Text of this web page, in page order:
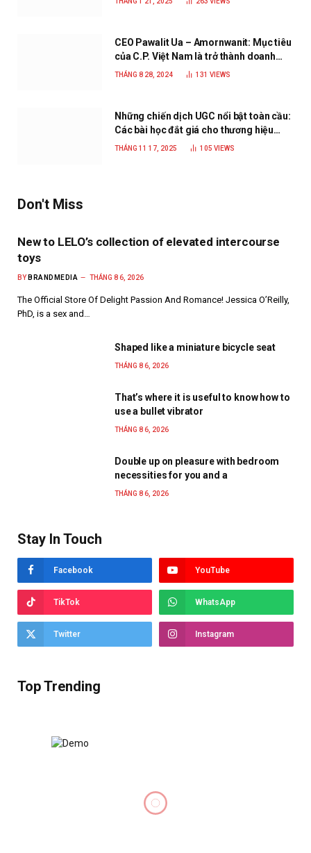
CEO Pawalit Ua – Amornwanit: Mục tiêu
của C.P. Việt Nam là trở thành doanh
nghiệp xanh, phát triển bền vững
THÁNG 8 28, 2024 131 VIEWS
Những chiến dịch UGC nổi bật toàn cầu:
Các bài học đắt giá cho thương hiệu
năm 2025
THÁNG 11 17, 2025 105 VIEWS
Don't Miss
New to LELO’s collection of elevated intercourse
toys
BY BRANDMEDIA THÁNG 8 6, 2026
The Official Store Of Delight Passion And Romance! Jessica O’Reilly,
PhD, is a sex and…
Shaped like a miniature bicycle seat
THÁNG 8 6, 2026
That’s where it is useful to know how to
use a bullet vibrator
THÁNG 8 6, 2026
Double up on pleasure with bedroom
necessities for you and a
THÁNG 8 6, 2026
Stay In Touch
Facebook YouTube
TikTok WhatsApp
Twitter Instagram
Top Trending